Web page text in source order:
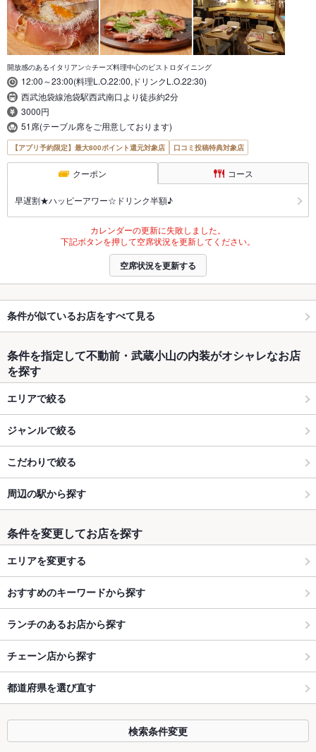
開放感のあるイタリアン☆チーズ料理中心のビストロダイニング
12:00～23:00(料理L.O.22:00,ドリンクL.O.22:30)
西武池袋線池袋駅西武南口より徒歩約2分
3000円
51席(テーブル席をご用意しております)
【アプリ予約限定】最大800ポイント還元対象店 口コミ投稿特典対象店
クーポン コース
早遅割★ハッピーアワー☆ドリンク半額♪
カレンダーの更新に失敗しました。
下記ボタンを押して空席状況を更新してください。
空席状況を更新する
条件が似ているお店をすべて見る
条件を指定して不動前・武蔵小山の内装がオシャレなお店
を探す
エリアで絞る
ジャンルで絞る
こだわりで絞る
周辺の駅から探す
条件を変更してお店を探す
エリアを変更する
おすすめのキーワードから探す
ランチのあるお店から探す
チェーン店から探す
都道府県を選び直す
検索条件変更